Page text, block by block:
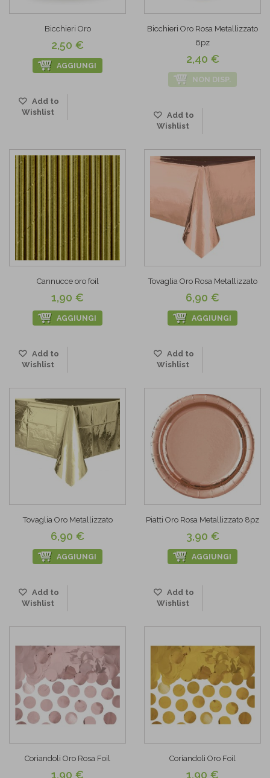
Bicchieri Oro
2,50 €
AGGIUNGI
Add to
Wishlist
Bicchieri Oro Rosa Metallizzato
6pz
2,40 €
NON DISP.
Add to
Wishlist
Cannucce oro foil
1,90 €
AGGIUNGI
Add to
Wishlist
Tovaglia Oro Rosa Metallizzato
6,90 €
AGGIUNGI
Add to
Wishlist
Tovaglia Oro Metallizzato
6,90 €
AGGIUNGI
Add to
Wishlist
Piatti Oro Rosa Metallizzato 8pz
3,90 €
AGGIUNGI
Add to
Wishlist
Coriandoli Oro Rosa Foil
1,90 €
Coriandoli Oro Foil
1,90 €